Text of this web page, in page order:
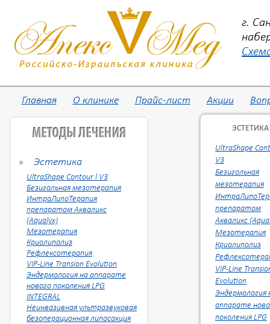
г.
Главная О клинике Прайс-лист Акции
Эстетика
UltraShape Contour l V3
Безигольная мезотерапия
ИнтраЛипоТерапия
препаратом Акваликс
(Aqualyx)
Мезотерапия
Криолиполиз
Рефлексотерапия
VIP-Line Transion Evolution
Эндермология на аппарате
нового поколения LPG
INTEGRAL
Неинвазивная ультразвуковая
безоперационная липосакция
ЭСТЕТИКА
UltraShape
V3
Безигольная
мезотерапия
препаратом
Акваликс
Мезотерапия
Криолиполиз
VIP-Line
Evolution
Эндермология
аппарате
поколения LPG